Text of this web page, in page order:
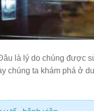
là lý do chúng được
chúng ta khám phá ở